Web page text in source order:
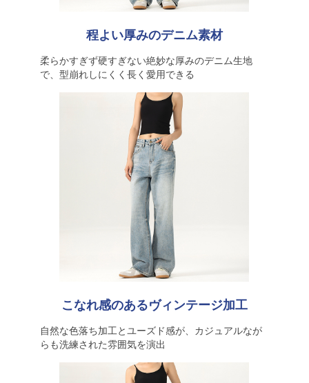
程よい厚みのデニム素材
柔らかすぎず硬すぎない絶妙な厚みのデニム生地
で、型崩れしにくく長く愛用できる
こなれ感のあるヴィンテージ加工
自然な色落ち加工とユーズド感が、カジュアルなが
らも洗練された雰囲気を演出